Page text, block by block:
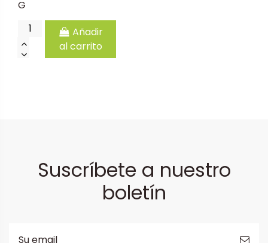
G
Añadir
al carrito
Suscríbete a nuestro
boletín